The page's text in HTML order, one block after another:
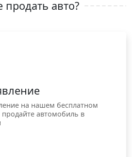
продать авто?
на нашем бесплатном
продайте автомобиль в